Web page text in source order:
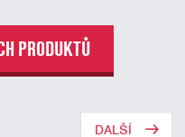
PRODUKTŮ
DALŠÍ